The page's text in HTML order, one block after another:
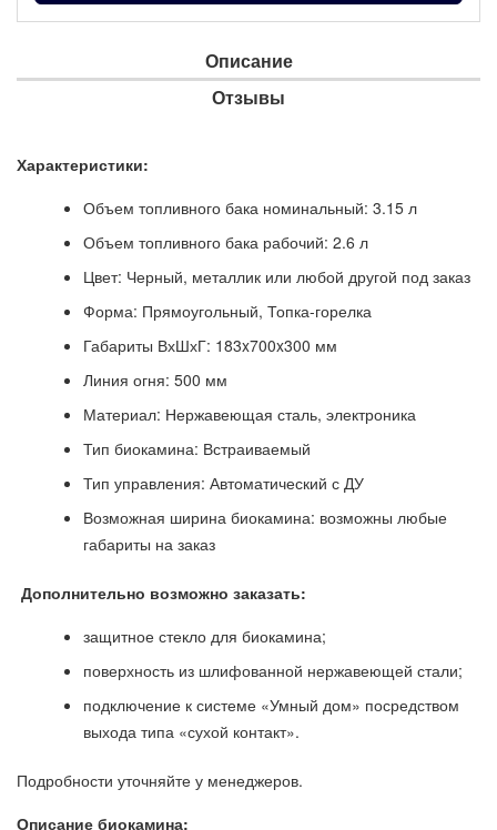
Описание
Отзывы
Характеристики:
Объем топливного бака номинальный: 3.15 л
Объем топливного бака рабочий: 2.6 л
Цвет: Черный, металлик или любой другой под заказ
Форма: Прямоугольный, Топка-горелка
Габариты ВхШхГ: 183x700x300 мм
Линия огня: 500 мм
Материал: Нержавеющая сталь, электроника
Тип биокамина: Встраиваемый
Тип управления: Автоматический с ДУ
Возможная ширина биокамина: возможны любые
габариты на заказ
Дополнительно возможно заказать:
защитное стекло для биокамина;
поверхность из шлифованной нержавеющей стали;
подключение к системе «Умный дом» посредством
выхода типа «сухой контакт».
Подробности уточняйте у менеджеров.
Описание биокамина: